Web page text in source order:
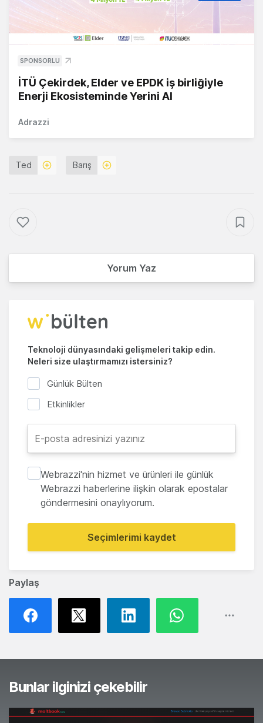
Paylaş
SPONSORLU
İTÜ Çekirdek, Elder ve EPDK iş birliğiyle
Enerji Ekosisteminde Yerini Al
Adrazzi
Ted Barış
Yorum Yaz
Teknoloji dünyasındaki gelişmeleri takip edin.
Neleri size ulaştırmamızı istersiniz?
Günlük Bülten
Etkinlikler
Webrazzi'nin hizmet ve ürünleri ile günlük
Webrazzi haberlerine ilişkin olarak epostalar
göndermesini onaylıyorum.
Seçimlerimi kaydet
Bunlar ilginizi çekebilir